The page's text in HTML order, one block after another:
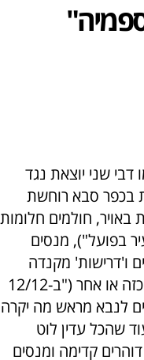
שני יוצאת נגד
בכפר סבא רוחשת
באויר, חולמים חלומות
בפועל"), מנסים
ו'דרישות' מקנדה
הרחוקה), בונים על מתווה דמיוני כזה או אחר ("ב-12/12
לנבא מראש מה יקרה
שהכל עדין לוט
קדימה ומנסים